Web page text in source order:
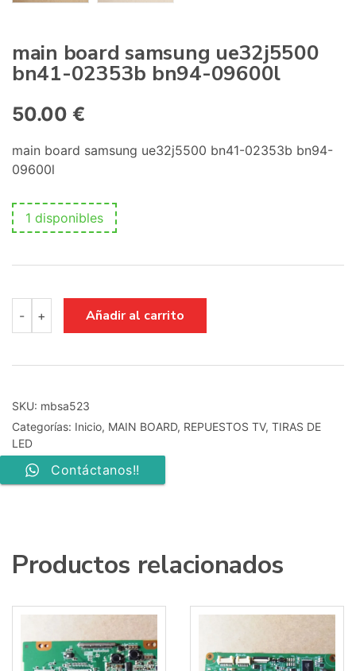
main board samsung ue32j5500
bn41-02353b bn94-09600l
50.00 €
main board samsung ue32j5500 bn41-02353b bn94-
09600l
1 disponibles
-
board
samsung
bn41-
bn94-
09600l
cantidad
+ Añadir al carrito
SKU: mbsa523
Categorías: Inicio, MAIN BOARD, REPUESTOS TV, TIRAS DE
LED
Contáctanos!!
Productos relacionados